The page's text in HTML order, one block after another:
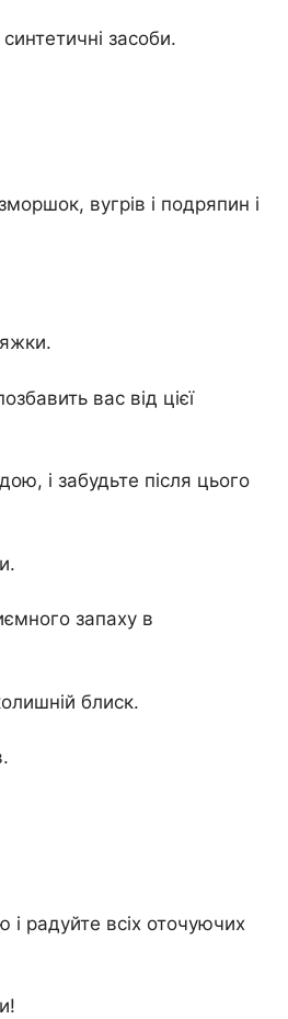
засоби.
вугрів і подряпин і
вас від цієї
і забудьте після цього
запаху в
блиск.
і радуйте всіх оточуючих